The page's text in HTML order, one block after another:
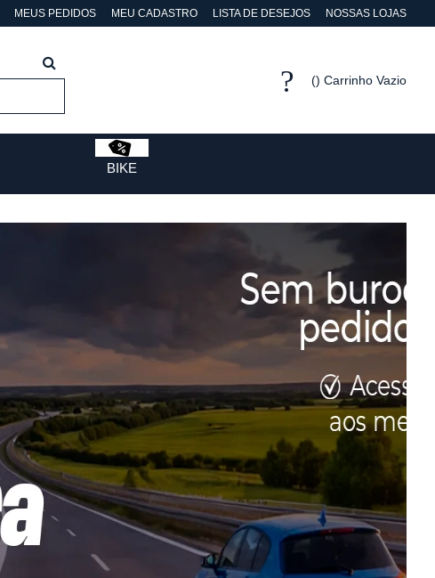
MEUS PEDIDOS MEU CADASTRO LISTA DE DESEJOS NOSSAS LOJAS
Carrinho Vazio
BIKE